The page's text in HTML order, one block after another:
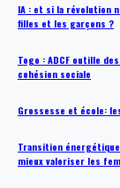
IA : et si la révolution
filles et les garçons ?
Togo : ADCF outille
cohésion sociale
Grossesse et école:
Transition
mieux valoriser les